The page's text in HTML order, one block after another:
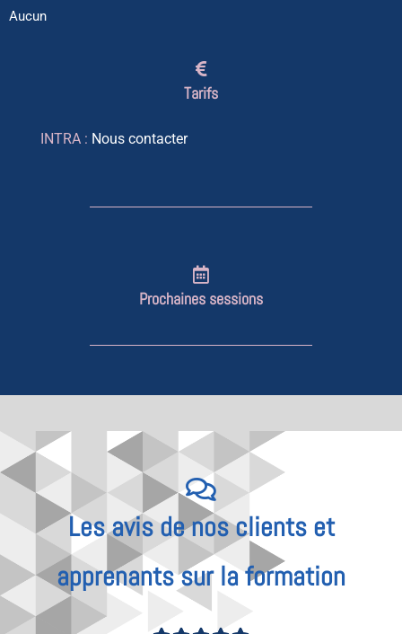
Aucun
Tarifs
INTRA : Nous contacter
Prochaines sessions
Les avis de nos clients et
apprenants sur la formation